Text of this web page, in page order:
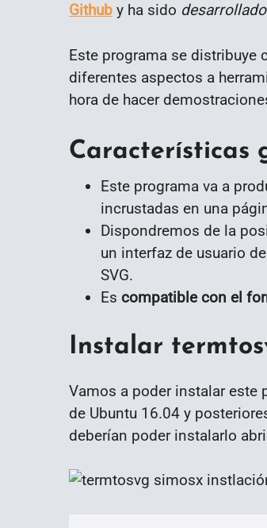
Github y ha sido
Este programa se distribuye
diferentes aspectos a
hora de hacer
Características
Este programa va a
incrustadas en una
Dispondremos de la
un interfaz de usuario
SVG.
Es compatible con el
Instalar
Vamos a poder instalar este
de Ubuntu 16.04 y
deberían poder instalarlo